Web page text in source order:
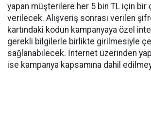
yapan müşterilere her 5 bin TL için bir
verilecek. Alışveriş sonrası verilen
kartındaki kodun kampanyaya özel
gerekli bilgilerle birlikte girilmesiyle
sağlanabilecek. İnternet üzerinden
ise kampanya kapsamına dahil